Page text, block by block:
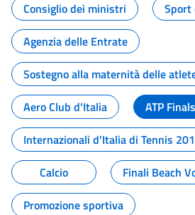
Consiglio dei ministri
Sport
Agenzia delle Entrate
Sostegno alla maternità delle
Aero Club d'Italia
ATP
Internazionali d'Italia di Tennis
Calcio
Finali Beach
Promozione sportiva